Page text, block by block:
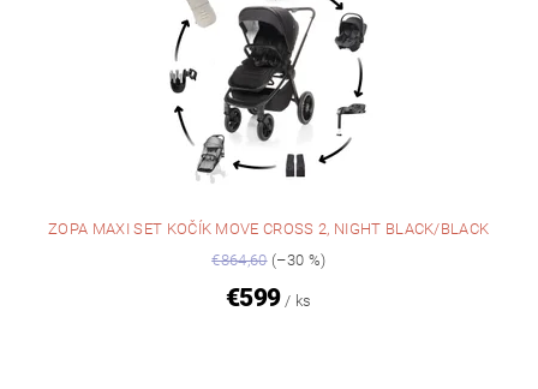
ZOPA MAXI SET KOČÍK MOVE CROSS 2, NIGHT BLACK/BLACK
€864,60(–30 %)
€599 / ks